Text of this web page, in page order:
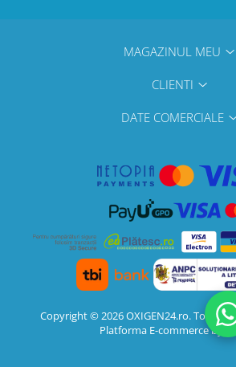
MAGAZINUL MEU
CLIENTI
DATE COMERCIALE
Copyright © 2026 OXIGEN24.ro. Toate
Platforma E-commerce by